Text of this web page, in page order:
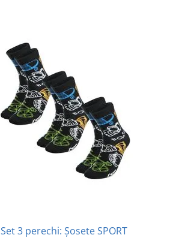
Set 3 perechi: Șosete SPORT